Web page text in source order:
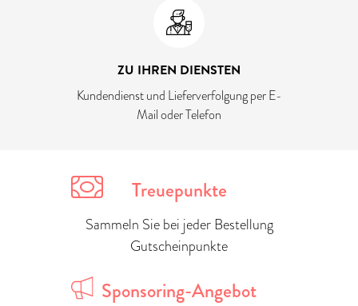
ZU IHREN DIENSTEN
Kundendienst und Lieferverfolgung per E-
Mail oder Telefon
Treuepunkte
Sammeln Sie bei jeder Bestellung
Gutscheinpunkte
Sponsoring-Angebot